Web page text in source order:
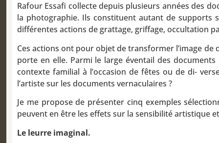
​Rafour Essafi collecte depuis plusieurs années des
la photographie. Ils constituent autant de supports
différentes actions de grattage, griffage, occultation
Ces actions ont pour objet de transformer l’image
porte en elle. Parmi le large éventail des
contexte familial à l’occasion de fêtes ou de di-
l’artiste sur les documents vernaculaires ?
Je me propose de présenter cinq exemples
peuvent en être les effets sur la sensibilité artistique
Le leurre imaginal.